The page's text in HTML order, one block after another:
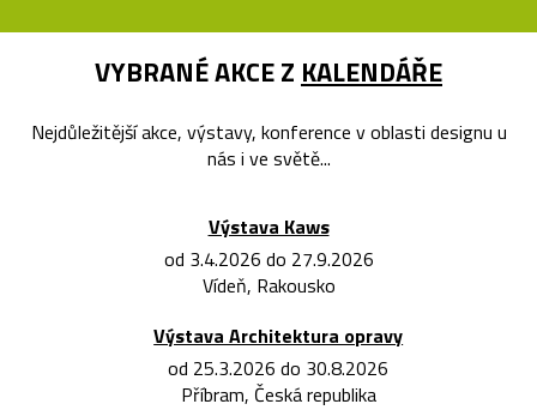
VYBRANÉ AKCE Z KALENDÁŘE
Nejdůležitější akce, výstavy, konference v oblasti designu u
nás i ve světě...
Výstava Kaws
od 3.4.2026 do 27.9.2026
Vídeň, Rakousko
Výstava Architektura opravy
od 25.3.2026 do 30.8.2026
Příbram, Česká republika